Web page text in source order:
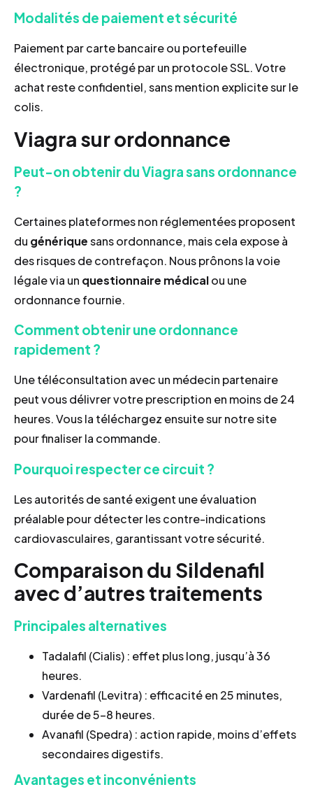
Modalités de paiement et sécurité
Paiement par carte bancaire ou portefeuille
électronique, protégé par un protocole SSL. Votre
achat reste confidentiel, sans mention explicite sur le
colis.
Viagra sur ordonnance
Peut-on obtenir du Viagra sans ordonnance
?
Certaines plateformes non réglementées proposent
du génériquesans ordonnance, mais cela expose à
des risques de contrefaçon. Nous prônons la voie
légale via un questionnaire médicalou une
ordonnance fournie.
Comment obtenir une ordonnance
rapidement ?
Une téléconsultation avec un médecin partenaire
peut vous délivrer votre prescription en moins de 24
heures. Vous la téléchargez ensuite sur notre site
pour finaliser la commande.
Pourquoi respecter ce circuit ?
Les autorités de santé exigent une évaluation
préalable pour détecter les contre-indications
cardiovasculaires, garantissant votre sécurité.
Comparaison du Sildenafil
avec d’autres traitements
Principales alternatives
Tadalafil (Cialis) : effet plus long, jusqu’à 36
heures.
Vardenafil (Levitra) : efficacité en 25 minutes,
durée de 5–8 heures.
Avanafil (Spedra) : action rapide, moins d’effets
secondaires digestifs.
Avantages et inconvénients